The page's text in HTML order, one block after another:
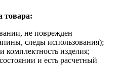
товара:
не поврежден
следы использования);
изделия;
и есть расчетный